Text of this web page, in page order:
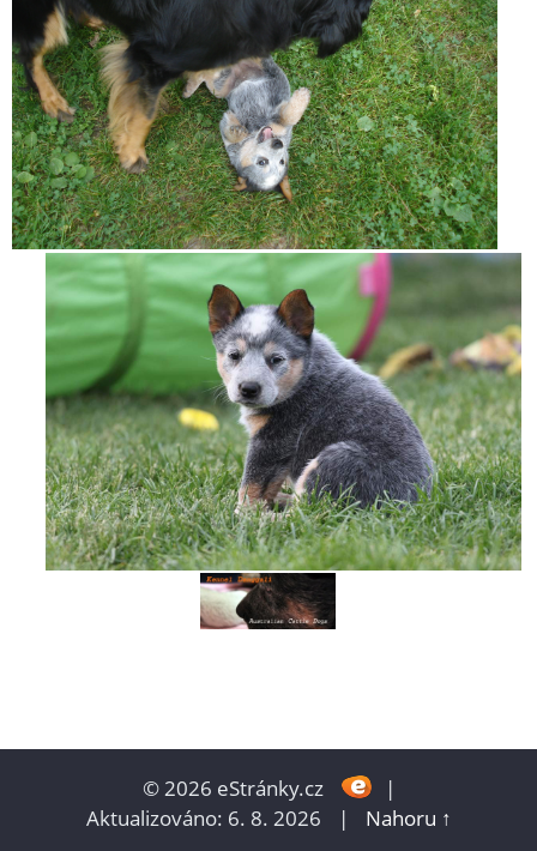
© 2026 eStránky.cz
|
Aktualizováno: 6. 8. 2026
| Nahoru ↑